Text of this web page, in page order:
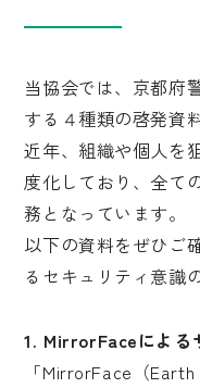
当協会では、京都府
する４種類の啓発資
近年、組織や個人を
度化しており、全て
務となっています。
以下の資料をぜひご
るセキュリティ意識
1. MirrorFaceによる
「MirrorFace（